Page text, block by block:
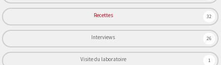
Recettes 32
Interviews 26
Visite du laboratoire 1